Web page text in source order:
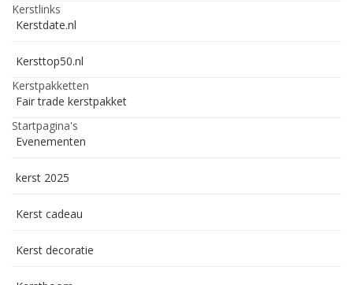
Kerstlinks
Kerstdate.nl
Kersttop50.nl
Kerstpakketten
Fair trade kerstpakket
Startpagina's
Evenementen
kerst 2025
Kerst cadeau
Kerst decoratie